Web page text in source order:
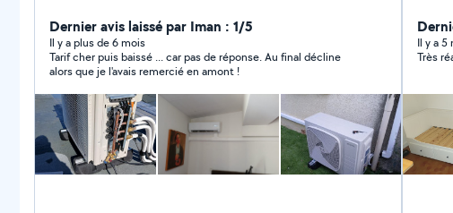
j'interviens sur plusieurs type d'appareil. Sous-traitant
de plusieurs société. Aller voir mon profil linkedin.
(Youclim)
Dernier avis laissé par Iman : 1/5
Il y a plus de 6 mois
Tarif cher puis baissé ... car pas de réponse. Au final décline
alors que je l'avais remercié en amont !
Il y a 5
Très